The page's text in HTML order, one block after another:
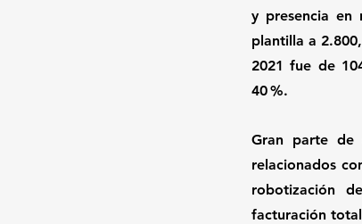
y presencia en
plantilla a
2021 fue de
40 %.
Gran parte de
relacionados
robotización
facturación